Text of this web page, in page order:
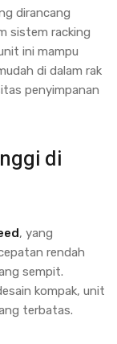
dirancang
sistem racking
ini mampu
di dalam rak
penyimpanan
di
, yang
rendah
sempit.
kompak, unit
terbatas.